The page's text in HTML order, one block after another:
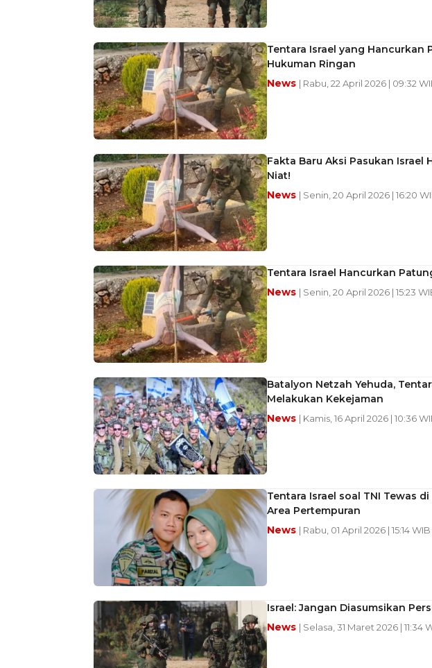
Tentara Israel yang Hancurkan
Hukuman Ringan
News | Rabu, 22 April 2026 | 09:32
Fakta Baru Aksi Pasukan Israel
Niat!
News | Senin, 20 April 2026 | 16:20
Tentara Israel Hancurkan
News | Senin, 20 April 2026 | 15:23
Batalyon Netzah Yehuda,
Melakukan Kekejaman
News | Kamis, 16 April 2026 | 10:36
Tentara Israel soal TNI Tewas
Area Pertempuran
News | Rabu, 01 April 2026 | 15:14 WIB
Israel: Jangan Diasumsikan
News | Selasa, 31 Maret 2026 | 11:34